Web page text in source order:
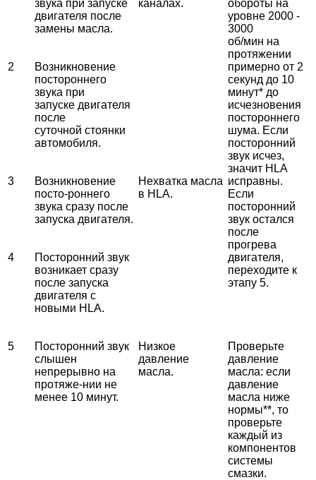
звука при запуске
двигателя после
замены масла.
каналах.
обороты на
уровне 2000 -
3000
об/мин на
протяжении
примерно от 2
секунд до 10
минут* до
исчезновения
постороннего
шума. Если
посторонний
звук исчез,
значит HLA
исправны.
Если
посторонний
звук остался
после
прогрева
двигателя,
переходите к
этапу 5.
2
Возникновение
постороннего
звука при
запуске двигателя
после
суточной стоянки
автомобиля.
3
Возникновение
посто-роннего
звука сразу после
запуска двигателя.
Нехватка масла
в HLA.
4
Посторонний звук
возникает сразу
после запуска
двигателя с
новыми HLA.
5
Посторонний звук
слышен
непрерывно на
протяже-нии не
менее 10 минут.
Низкое
давление
масла.
Проверьте
давление
масла: если
давление
масла ниже
нормы**, то
проверьте
каждый из
компонентов
системы
смазки.